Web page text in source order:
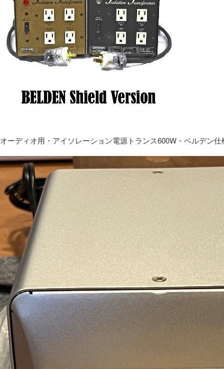
オーディオ用・アイソレーション電源トランス600W・ベルデン仕